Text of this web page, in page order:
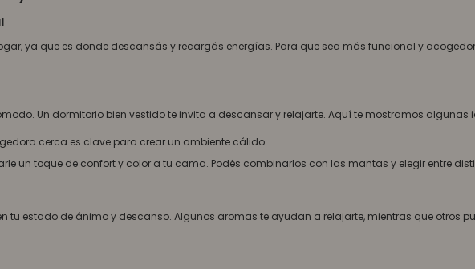
ya que es donde descansás y recargás energías. Para que sea más funcional y
Un dormitorio bien vestido te invita a descansar y relajarte. Aquí te mostramos
cerca es clave para crear un ambiente cálido.
un toque de confort y color a tu cama. Podés combinarlos con las mantas y elegir entre
tu estado de ánimo y descanso. Algunos aromas te ayudan a relajarte, mientras que otros